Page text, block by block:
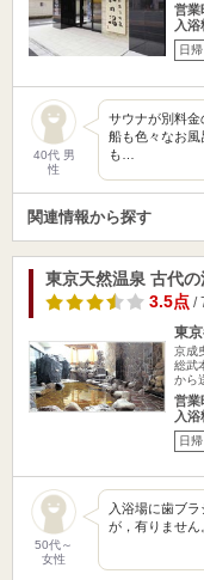
営業
入浴
日帰
40代 男
性
サウナが別料
船も色々なお
も…
関連情報から探す
東京天然温泉 古代の
3.5点/
東
京成
総武
から
営業
入浴
日帰
50代～
女性
入浴場に歯ブ
が，有りません